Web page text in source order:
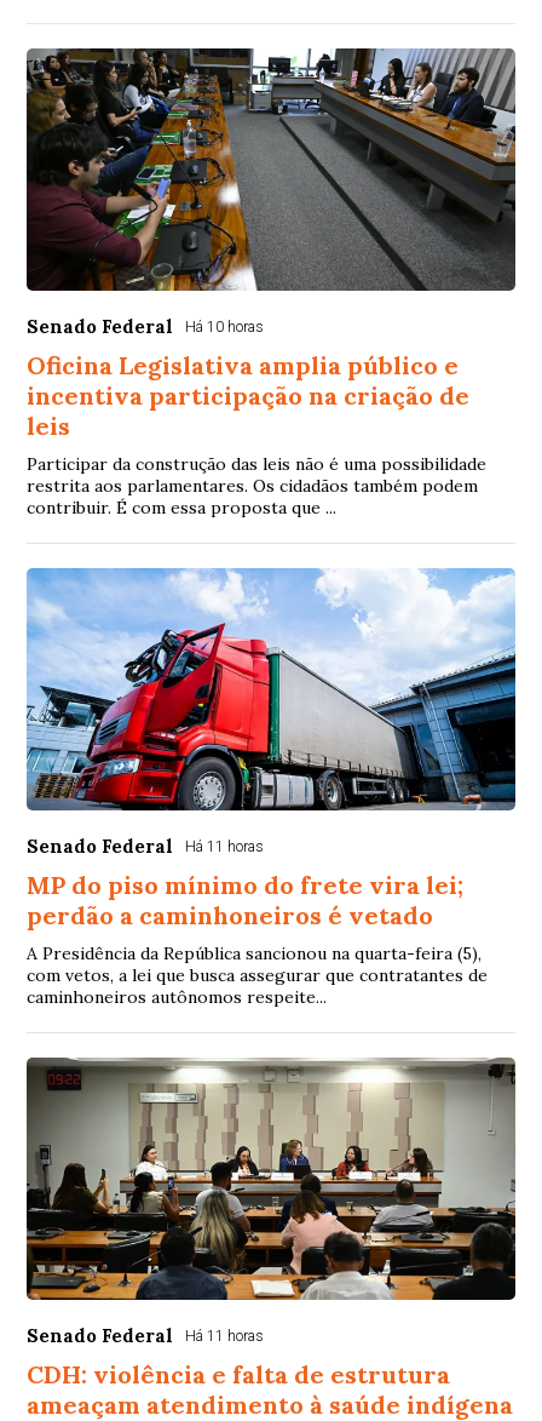
Senado Federal Há 10 horas
Oficina Legislativa amplia público e
incentiva participação na criação de
leis
Participar da construção das leis não é uma possibilidade
restrita aos parlamentares. Os cidadãos também podem
contribuir. É com essa proposta que ...
Senado Federal Há 11 horas
MP do piso mínimo do frete vira lei;
perdão a caminhoneiros é vetado
A Presidência da República sancionou na quarta-feira (5),
com vetos, a lei que busca assegurar que contratantes de
caminhoneiros autônomos respeite...
Senado Federal Há 11 horas
CDH: violência e falta de estrutura
ameaçam atendimento à saúde indígena